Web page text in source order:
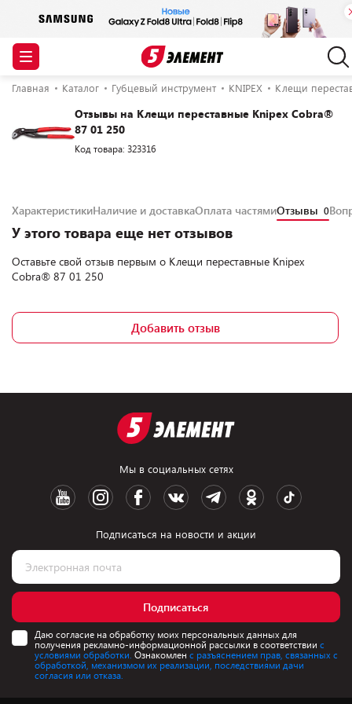
Главная Каталог Губцевый инструмент KNIPEX Клещи
Отзывы на Клещи переставные Knipex Cobra®
87 01 250
Код товара: 323316
ХарактеристикиНаличие и доставкаОплата частямиОтзывы 0
У этого товара еще нет отзывов
Оставьте свой отзыв первым о Клещи переставные Knipex
Cobra® 87 01 250
Добавить отзыв
Мы в социальных сетях
Подписаться на новости и акции
Подписаться
Даю согласие на обработку моих персональных данных для
получения рекламно-информационной рассылки в соответствии с
условиями обработки. Ознакомлен с разъяснением прав, связанных с
обработкой, механизмом их реализации, последствиями дачи
согласия или отказа.